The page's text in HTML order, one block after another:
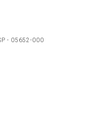
- 05652-000